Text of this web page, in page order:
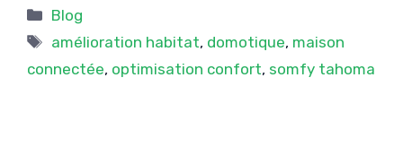
Catégories
Blog
Étiquettes
amélioration habitat, domotique, maison
connectée, optimisation confort, somfy tahoma